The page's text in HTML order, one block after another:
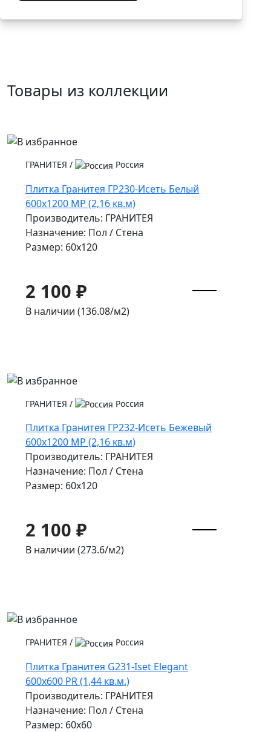
Товары из коллекции
ГРАНИТЕЯ / Россия
Плитка Гранитея ГР230-Исеть Белый
600х1200 МР (2,16 кв.м)
Производитель: ГРАНИТЕЯ
Назначение: Пол / Стена
Размер: 60x120
2 100 ₽
В наличии (136.08/м2)
ГРАНИТЕЯ / Россия
Плитка Гранитея ГР232-Исеть Бежевый
600х1200 МР (2,16 кв.м)
Производитель: ГРАНИТЕЯ
Назначение: Пол / Стена
Размер: 60x120
2 100 ₽
В наличии (273.6/м2)
ГРАНИТЕЯ / Россия
Плитка Гранитея G231-Iset Elegant
600х600 PR (1,44 кв.м.)
Производитель: ГРАНИТЕЯ
Назначение: Пол / Стена
Размер: 60x60